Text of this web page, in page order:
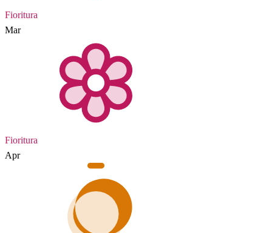
Fioritura
Mar
Fioritura
Apr